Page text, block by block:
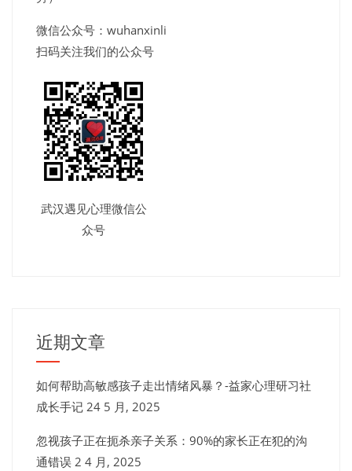
微信公众号：wuhanxinli
扫码关注我们的公众号
武汉遇见心理微信公
众号
近期文章
如何帮助高敏感孩子走出情绪风暴？-益家心理研习社
成长手记 24 5 月, 2025
忽视孩子正在扼杀亲子关系：90%的家长正在犯的沟
通错误 2 4 月, 2025